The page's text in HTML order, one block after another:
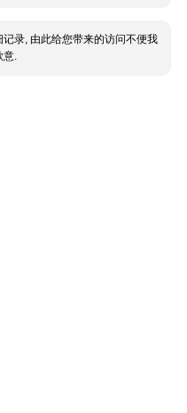
录, 由此给您带来的访问不便我
意.